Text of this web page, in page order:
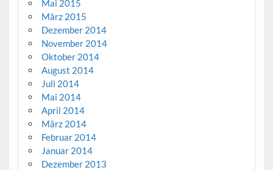
Mai 2015
März 2015
Dezember 2014
November 2014
Oktober 2014
August 2014
Juli 2014
Mai 2014
April 2014
März 2014
Februar 2014
Januar 2014
Dezember 2013